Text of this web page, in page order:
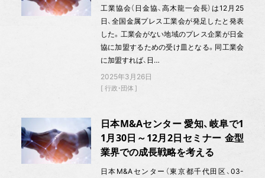
工業協会（日金協、高木龍一会長）は12月25
日、全国金属プレス工業会が発足したと発表
した。工業会がない地域のプレス企業が日金
協に加盟するための受け皿となる。同工業会
に加盟すれば、日…
2025年3月26日
行政・団体
日本M&Aセンター 愛知、岐阜で1
1月30日～12月2日セミナー 金型
業界での成長戦略を考える
日本M&Aセンター（東京都千代田区、03-